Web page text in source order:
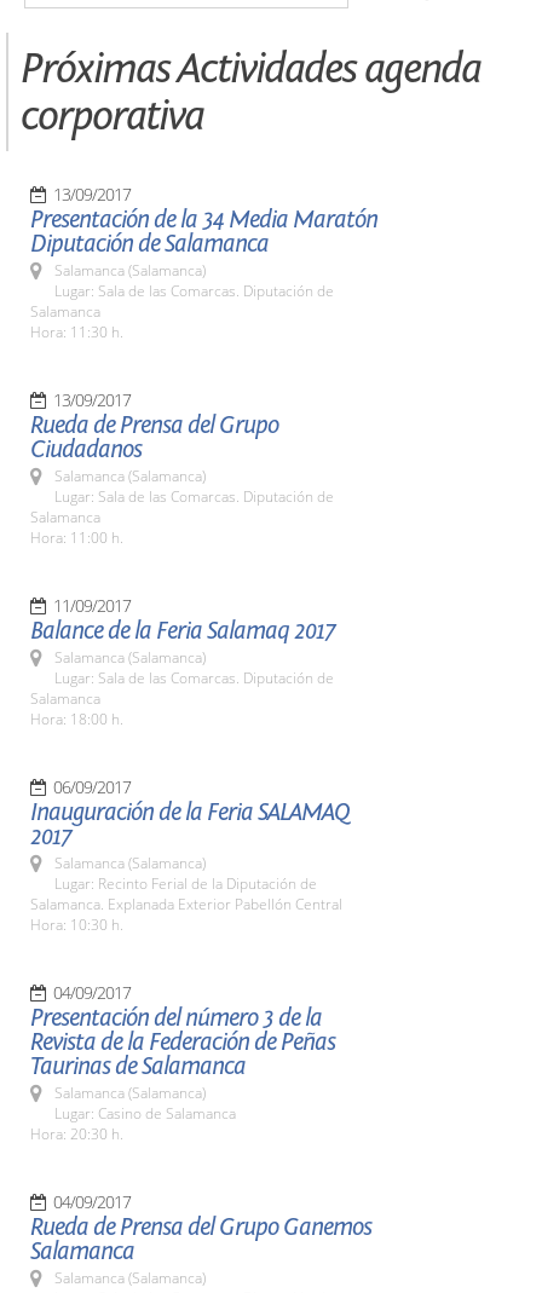
Próximas Actividades agenda
corporativa
13/09/2017
Presentación de la 34 Media Maratón
Diputación de Salamanca
Salamanca (Salamanca)
Lugar: Sala de las Comarcas. Diputación de
Salamanca
Hora: 11:30 h.
13/09/2017
Rueda de Prensa del Grupo
Ciudadanos
Salamanca (Salamanca)
Lugar: Sala de las Comarcas. Diputación de
Salamanca
Hora: 11:00 h.
11/09/2017
Balance de la Feria Salamaq 2017
Salamanca (Salamanca)
Lugar: Sala de las Comarcas. Diputación de
Salamanca
Hora: 18:00 h.
06/09/2017
Inauguración de la Feria SALAMAQ
2017
Salamanca (Salamanca)
Lugar: Recinto Ferial de la Diputación de
Salamanca. Explanada Exterior Pabellón Central
Hora: 10:30 h.
04/09/2017
Presentación del número 3 de la
Revista de la Federación de Peñas
Taurinas de Salamanca
Salamanca (Salamanca)
Lugar: Casino de Salamanca
Hora: 20:30 h.
04/09/2017
Rueda de Prensa del Grupo Ganemos
Salamanca
Salamanca (Salamanca)